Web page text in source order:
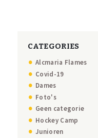
CATEGORIES
Alcmaria Flames
Covid-19
Dames
Foto's
Geen categorie
Hockey Camp
Junioren